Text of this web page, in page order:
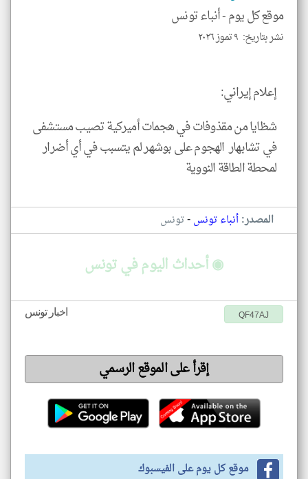
موقع كل يوم -أنباء تونس
نشر بتاريخ: ٩ تموز ٢٠٢٦
إعلام إيراني:
شظايا من مقذوفات في هجمات أميركية تصيب مستشفى
في تشابهار ‏ الهجوم على بوشهر لم يتسبب في أي أضرار
لمحطة الطاقة النووية
المصدر:أنباء تونس-تونس
◉ أحداث اليوم في تونس
اخبار تونس QF47AJ
إقرأ على الموقع الرسمي
موقع كل يوم على الفيسبوك
klyoum.com